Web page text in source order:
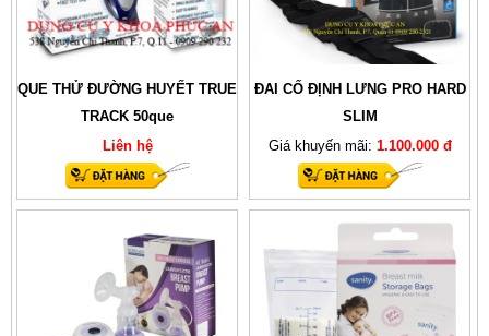
QUE THỬ ĐƯỜNG HUYẾT TRUE
TRACK 50que
Liên hệ
ĐAI CỐ ĐỊNH LƯNG PRO HARD
SLIM
Giá khuyến mãi: 1.100.000 đ